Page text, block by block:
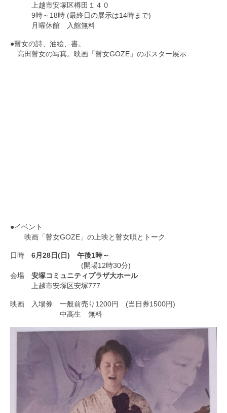
上越市安塚区樽田１４０
9時～18時 (最終日の展示は14時まで)
月曜休館 入館無料
●瞽女の詩、油絵、書。
高田瞽女の写真。映画「瞽女GOZE」のポスター展示
●イベント
映画「瞽女GOZE」の上映と瞽女唄とトーク
日時 6月28日(日) 午後1時～
(開場12時30分)
会場 安塚コミュニティプラザ大ホール
上越市安塚区安塚777
映画 入場券 一般前売り1200円 (当日券1500円)
中高生 無料